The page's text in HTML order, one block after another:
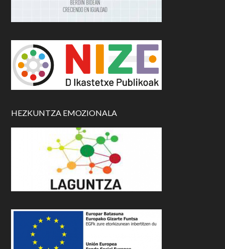
HEZKUNTZA EMOZIONALA